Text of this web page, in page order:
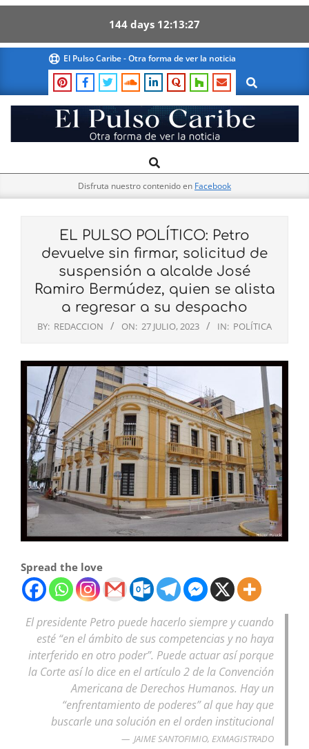
144 days 12 13 26
content
El Pulso Caribe - Otra forma de ver la noticia
Search
El
Pulso
Navigation
Search
Disfruta nuestro contenido en Facebook
EL PULSO POLÍTICO: Petro
devuelve sin firmar, solicitud de
suspensión a alcalde José
Ramiro Bermúdez, quien se alista
a regresar a su despacho
BY: REDACCION ON: 27 JULIO, 2023 IN: POLÍTICA
Spread the love
El presidente Petro puede hacerlo siempre y cuando
esté “en el ámbito de sus competencias y no haya
interferido en otro poder”. Puede actuar así porque
la Corte así lo dice en el artículo 2 de la Convención
Americana de Derechos Humanos. Hay un
“enfrentamiento de poderes” al que hay que
buscarle una solución en el orden institucional
JAIME SANTOFIMIO, EXMAGISTRADO